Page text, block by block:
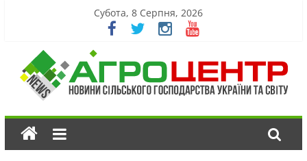
Субота, 8 Серпня, 2026